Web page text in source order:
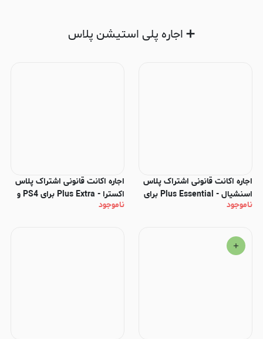
➕ اجاره پلی استیشن پلاس
اجاره اکانت قانونی اشتراک پلاس
اسنشیال - Plus Essential برای
PS4 و PS5
ناموجود
اجاره اکانت قانونی اشتراک پلاس
اکسترا - Plus Extra برای PS4 و
PS5
ناموجود